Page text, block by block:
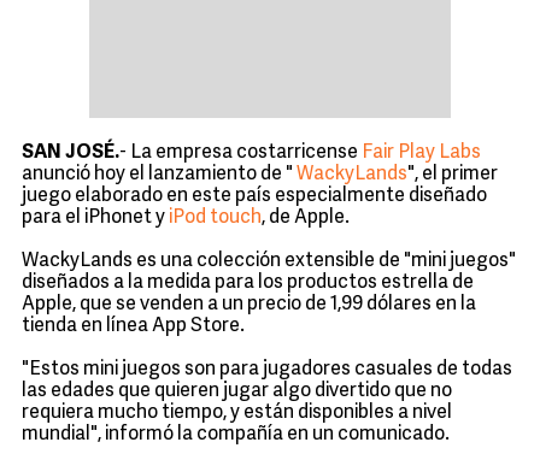
SAN JOSÉ.- La empresa costarricense Fair Play Labs
anunció hoy el lanzamiento de " WackyLands", el primer
juego elaborado en este país especialmente diseñado
para el iPhonet y iPod touch, de Apple.
WackyLands es una colección extensible de "mini juegos"
diseñados a la medida para los productos estrella de
Apple, que se venden a un precio de 1,99 dólares en la
tienda en línea App Store.
"Estos mini juegos son para jugadores casuales de todas
las edades que quieren jugar algo divertido que no
requiera mucho tiempo, y están disponibles a nivel
mundial", informó la compañía en un comunicado.